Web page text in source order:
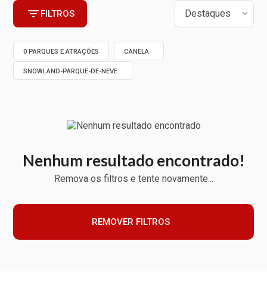
FILTROS
0 PARQUES E ATRAÇÕES CANELA
SNOWLAND-PARQUE-DE-NEVE
Nenhum resultado encontrado!
Remova os filtros e tente novamente...
REMOVER FILTROS